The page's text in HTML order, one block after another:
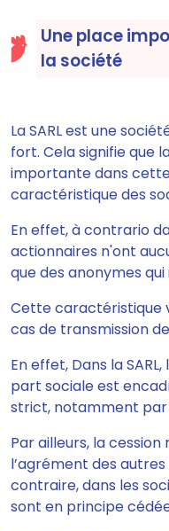
Une place
la société
La SARL est une
fort. Cela signifie que
importante dans
caractéristique des
En effet, à contrario
actionnaires n'ont
que des anonymes
Cette caractéristique
cas de transmission
En effet, Dans la SARL,
part sociale est
strict, notamment
Par ailleurs, la
l’agrément des
contraire, dans les
sont en principe